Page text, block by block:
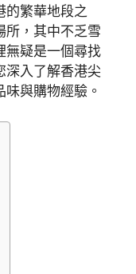
的繁華地段之
所，其中不乏雪
無疑是一個尋找
深入了解香港尖
與購物經驗。